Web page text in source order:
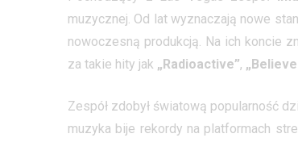
muzycznej. Od lat wyznaczają nowe
nowoczesną produkcją. Na ich koncie
za takie hity jak „Radioactive”,
Zespół zdobył światową popularność
muzyka bije rekordy na platformach